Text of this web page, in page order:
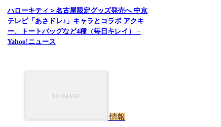
ハローキティ＞名古屋限定グッズ発売へ 中京
テレビ「あさドレ♪」キャラとコラボ アクキ
ー、トートバッグなど4種（毎日キレイ） –
Yahoo!ニュース
情報